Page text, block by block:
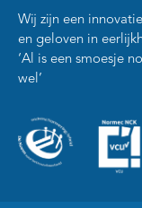
Wij zijn een
en geloven in
‘Al is een smoesje
wel’